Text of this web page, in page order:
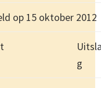
op 15 oktober 2012
g